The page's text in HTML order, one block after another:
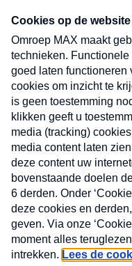
CONTACT
Nieuwsbrief
Neem hier een
Consumenten
donderdag in uw